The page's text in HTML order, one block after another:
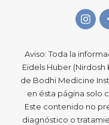
Aviso: Toda la
Eidels Huber (Nirdosh
de Bodhi Medicine
en ésta página solo
Este contenido no
diagnóstico o